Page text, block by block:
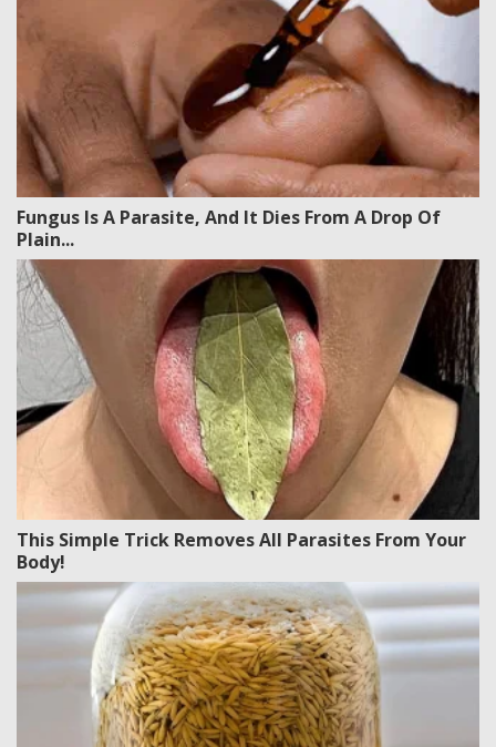
Fungus Is A Parasite, And It Dies From A Drop Of
Plain...
This Simple Trick Removes All Parasites From Your
Body!